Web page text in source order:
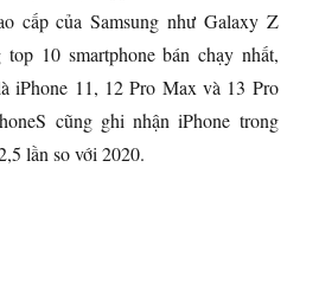
cấp của Samsung như Galaxy Z
10 smartphone bán chạy nhất,
iPhone 11, 12 Pro Max và 13 Pro
cũng ghi nhận iPhone trong
lần so với 2020.